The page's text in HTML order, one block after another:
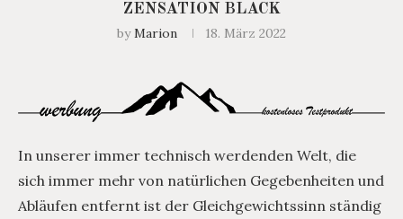
ZENSATION BLACK
byMarion 18. März 2022
In unserer immer technisch werdenden Welt, die
sich immer mehr von natürlichen Gegebenheiten und
Abläufen entfernt ist der Gleichgewichtssinn ständig